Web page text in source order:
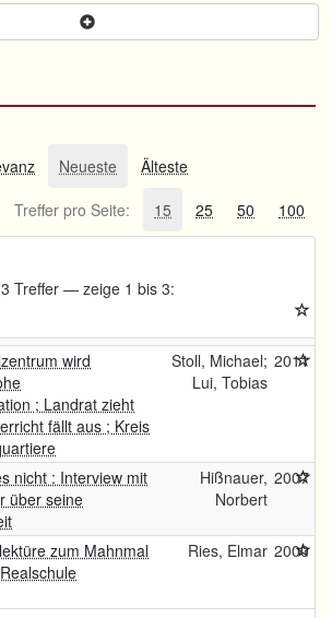
Neueste
Älteste
Treffer pro Seite:
15 25 50 100
3 Treffer — zeige 1 bis 3:
wird
; Landrat zieht
fällt aus ; Kreis
Stoll, Michael;
Lui, Tobias
2011
nicht : Interview mit
über seine
Hißnauer,
Norbert
2007
zum Mahnmal
Ries, Elmar 2000